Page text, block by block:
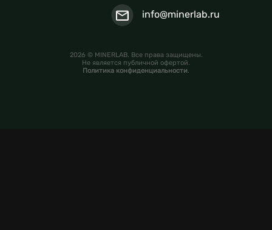
info@minerlab.ru
2026 © MINERLAB. Все права защищены.
Не является публичной офертой.
Политика конфиденциальности.